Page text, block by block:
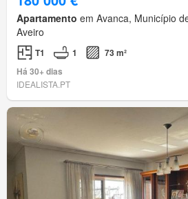
Apartamento em Avanca, Município
Aveiro
T1 1
73 m²
Há 30+ dias
IDEALISTA.PT